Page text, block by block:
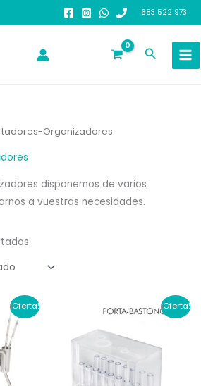
683 522 973
Buscar
Organizadores
disponemos de varios
a vuestras necesidades.
¡Oferta! ¡Oferta!